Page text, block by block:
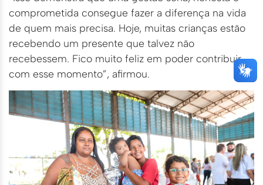
comprometida consegue fazer a diferença na vida
de quem mais precisa. Hoje, muitas crianças estão
recebendo um presente que talvez não
recebessem. Fico muito feliz em poder contribuir
com esse momento”, afirmou.